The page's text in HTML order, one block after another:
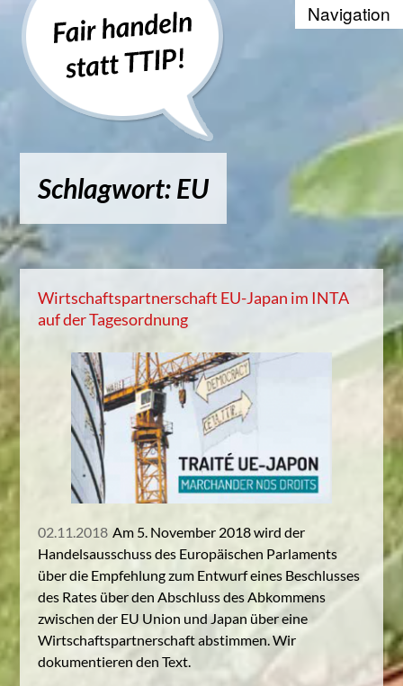
Recherche
Positionen
Die WTO und der Welthandel
Kontakt
Kampagnenbanner zum
Schlagwort: EU
Wirtschaftspartnerschaft EU-Japan im INTA
auf der Tagesordnung
02.11.2018 Am 5. November 2018 wird der
Handelsausschuss des Europäischen Parlaments
über die Empfehlung zum Entwurf eines Beschlusses
des Rates über den Abschluss des Abkommens
zwischen der EU Union und Japan über eine
Wirtschaftspartnerschaft abstimmen. Wir
dokumentieren den Text.